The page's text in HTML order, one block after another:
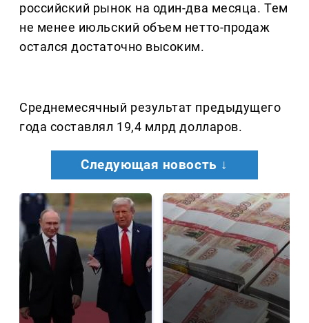
российский рынок на один-два месяца. Тем
не менее июльский объем нетто-продаж
остался достаточно высоким.
Среднемесячный результат предыдущего
года составлял 19,4 млрд долларов.
Следующая новость ↓